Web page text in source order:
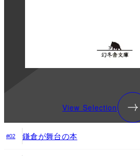
View Selection
#02 鎌倉が舞台の本